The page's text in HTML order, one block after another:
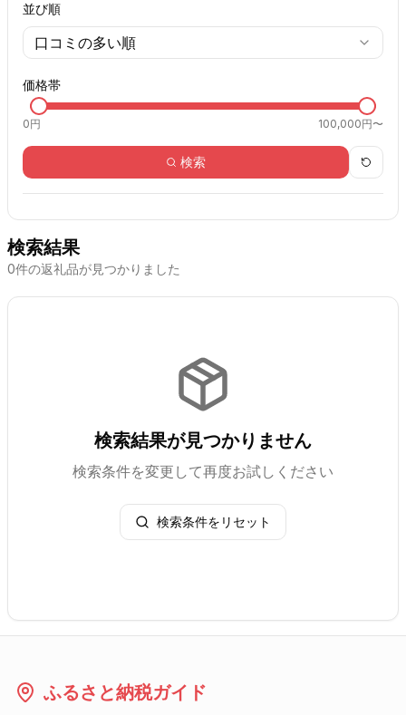
並び順
口コミの多い順
価格帯
0円 100,000円〜
検索
検索結果
0件の返礼品が見つかりました
検索結果が見つかりません
検索条件を変更して再度お試しください
検索条件をリセット
ふるさと納税ガイド